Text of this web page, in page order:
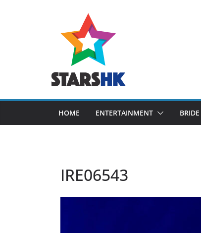
HOME ENTERTAINMENT BRIDE
IRE06543